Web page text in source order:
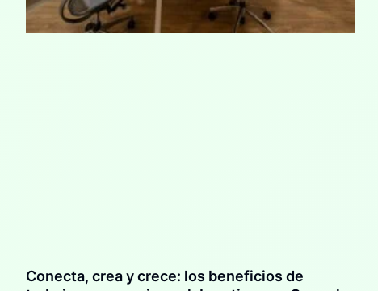
Conecta, crea y crece: los beneficios de